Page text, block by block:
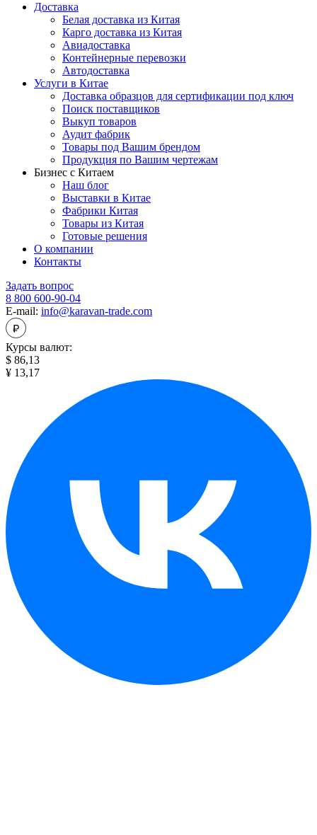
Доставка
Белая доставка из Китая
Карго доставка из Китая
Авиадоставка
Контейнерные перевозки
Автодоставка
Услуги в Китае
Доставка образцов для сертификации под ключ
Поиск поставщиков
Выкуп товаров
Аудит фабрик
Товары под Вашим брендом
Продукция по Вашим чертежам
Бизнес с Китаем
Наш блог
Выставки в Китае
Фабрики Китая
Товары из Китая
Готовые решения
О компании
Контакты
Задать вопрос
8 800 600-90-04
E-mail: info@karavan-trade.com
Курсы валют:
$ 86,13
¥ 13,17